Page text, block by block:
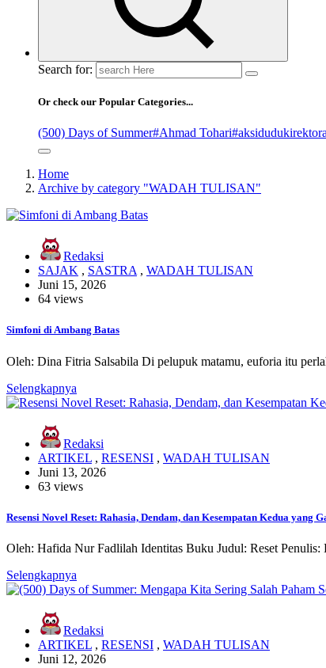
Search for:
Or check our Popular Categories...
(500) Days of Summer#Ahmad Tohari
Home
Archive by category "WADAH TULISAN"
Redaksi
SAJAK , SASTRA , WADAH TULISAN
Juni 15, 2026
64 views
Simfoni di Ambang Batas
Oleh: Dina Fitria Salsabila Di pelupuk matamu, euforia itu
Selengkapnya
Redaksi
ARTIKEL , RESENSI , WADAH TULISAN
Juni 13, 2026
63 views
Resensi Novel Reset: Rahasia, Dendam, dan Kesempatan Kedua yang
Oleh: Hafida Nur Fadlilah Identitas Buku Judul: Reset
Selengkapnya
Redaksi
ARTIKEL , RESENSI , WADAH TULISAN
Juni 12, 2026